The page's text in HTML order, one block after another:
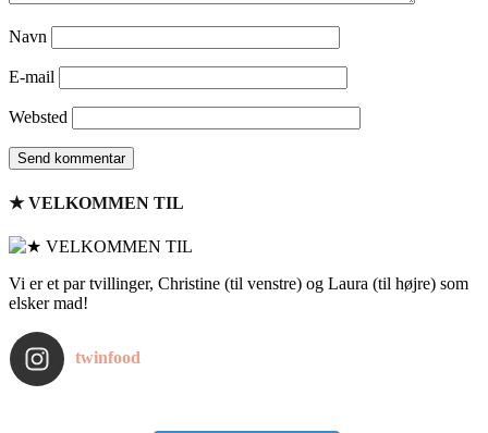
Navn
E-mail
Websted
★ VELKOMMEN TIL
Vi er et par tvillinger, Christine (til venstre) og Laura (til højre) som
elsker mad!
twinfood